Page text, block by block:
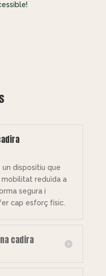
un dispositiu que
mobilitat reduïda a
segura i
cap esforç físic.
cadira